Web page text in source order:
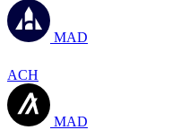
MAD
ACH
MAD